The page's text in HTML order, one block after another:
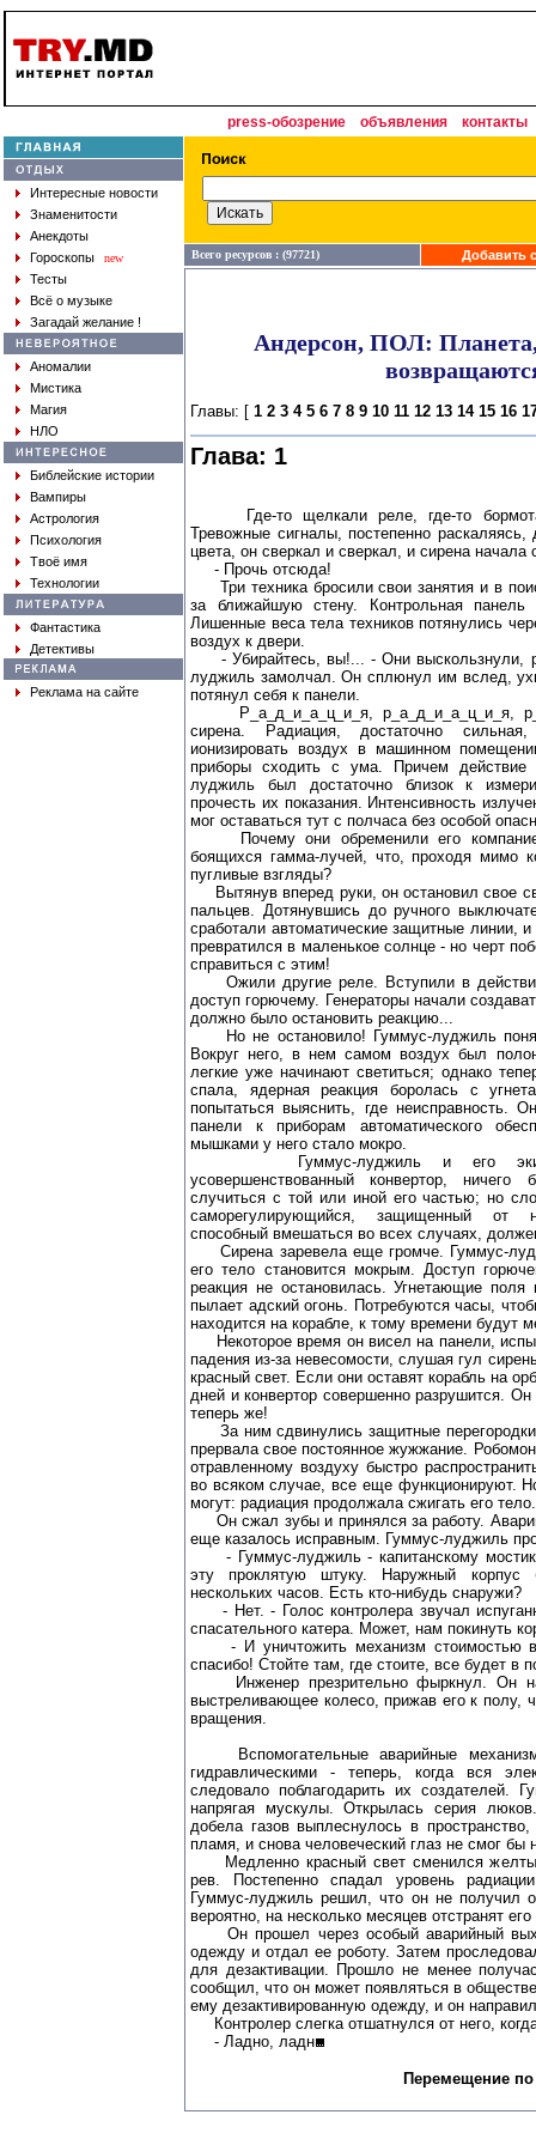
press-обозрение объявления контакты
Интересные новости
Знаменитости
Анекдоты
Гороскопы
new
Тесты
Всё о музыке
Загадай желание !
Аномалии
Мистика
Магия
НЛО
Библейские истории
Вампиры
Астрология
Психология
Твоё имя
Технологии
Фантастика
Детективы
Реклама на сайте
Всего ресурсов : (97721) Добавить
Андерсон, ПОЛ: Планета,
Главы: [ 1 2 3 4 5 6 7 8 9 10 11 12 13 14 15 16
Глава: 1
Где-то щелкали реле, где-то
Тревожные сигналы, постепенно раскаляясь,
цвета, он сверкал и сверкал, и сирена начала
- Прочь отсюда!
Три техника бросили свои занятия и в
за ближайшую стену. Контрольная панель
Лишенные веса тела техников потянулись
воздух к двери.
- Убирайтесь, вы!... - Они выскользнули,
луджиль замолчал. Он сплюнул им вслед,
потянул себя к панели.
Р_а_д_и_а_ц_и_я, р_а_д_и_а_ц_и_я,
сирена. Радиация, достаточно
ионизировать воздух в машинном
приборы сходить с ума. Причем
луджиль был достаточно близок к
прочесть их показания. Интенсивность
мог оставаться тут с полчаса без особой
Почему они обременили его
боящихся гамма-лучей, что, проходя мимо
пугливые взгляды?
Вытянув вперед руки, он остановил свое
пальцев. Дотянувшись до ручного
сработали автоматические защитные линии,
превратился в маленькое солнце - но черт
справиться с этим!
Ожили другие реле. Вступили в
доступ горючему. Генераторы начали
должно было остановить реакцию...
Но не остановило! Гуммус-луджиль
Вокруг него, в нем самом воздух был
легкие уже начинают светиться; однако
спала, ядерная реакция боролась с
попытаться выяснить, где неисправность.
панели к приборам автоматического
мышками у него стало мокро.
Гуммус-луджиль и его
усовершенствованный конвертор,
случиться с той или иной его частью; но
саморегулирующийся, защищенный от
способный вмешаться во всех случаях,
Сирена заревела еще громче. Гуммус-
его тело становится мокрым. Доступ
реакция не остановилась. Угнетающие
пылает адский огонь. Потребуются часы,
находится на корабле, к тому времени будут
Некоторое время он висел на панели,
падения из-за невесомости, слушая гул
красный свет. Если они оставят корабль на
дней и конвертор совершенно разрушится.
теперь же!
За ним сдвинулись защитные
прервала свое постоянное жужжание.
отравленному воздуху быстро
во всяком случае, все еще функционируют.
могут: радиация продолжала сжигать его тело.
Он сжал зубы и принялся за работу.
еще казалось исправным. Гуммус-луджиль
- Гуммус-луджиль - капитанскому
эту проклятую штуку. Наружный корпус
нескольких часов. Есть кто-нибудь снаружи?
- Нет. - Голос контролера звучал
спасательного катера. Может, нам покинуть
- И уничтожить механизм стоимостью в
спасибо! Стойте там, где стоите, все будет в
Инженер презрительно фыркнул. Он
выстреливающее колесо, прижав его к полу,
вращения.
Вспомогательные аварийные
гидравлическими - теперь, когда вся
следовало поблагодарить их создателей.
напрягая мускулы. Открылась серия
добела газов выплеснулось в
пламя, и снова человеческий глаз не смог бы
Медленно красный свет сменился
рев. Постепенно спадал уровень
Гуммус-луджиль решил, что он не получил
вероятно, на несколько месяцев отстранят
Он прошел через особый аварийный
одежду и отдал ее роботу. Затем
для дезактивации. Прошло не менее
сообщил, что он может появляться в
ему дезактивированную одежду, и он
Контролер слегка отшатнулся от него,
- Ладно, ладн
Перемещение